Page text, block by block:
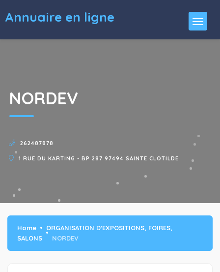
Annuaire en ligne
NORDEV
262487878
1 RUE DU KARTING - BP 287 97494 SAINTE CLOTILDE
Home
ORGANISATION D'EXPOSITIONS, FOIRES,
SALONS
NORDEV